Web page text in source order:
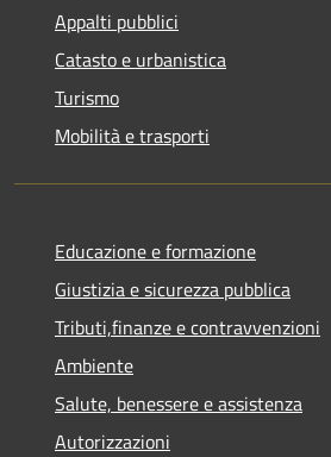
Appalti pubblici
Catasto e urbanistica
Turismo
Mobilità e trasporti
Educazione e formazione
Giustizia e sicurezza pubblica
Tributi,finanze e contravvenzioni
Ambiente
Salute, benessere e assistenza
Autorizzazioni